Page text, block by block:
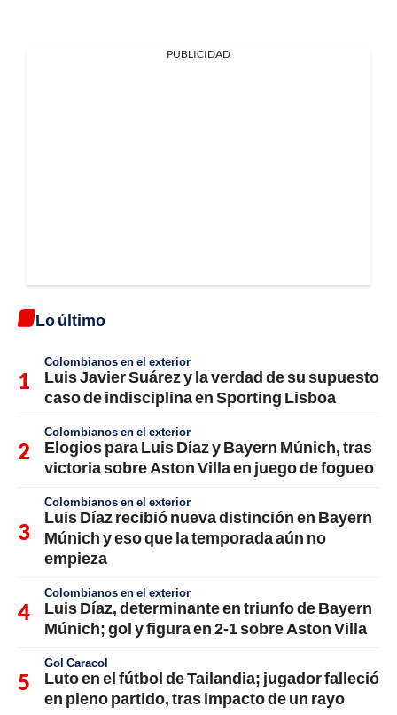
PUBLICIDAD
Lo último
Colombianos en el exterior
Luis Javier Suárez y la verdad de su supuesto
caso de indisciplina en Sporting Lisboa
Colombianos en el exterior
Elogios para Luis Díaz y Bayern Múnich, tras
victoria sobre Aston Villa en juego de fogueo
Colombianos en el exterior
Luis Díaz recibió nueva distinción en Bayern
Múnich y eso que la temporada aún no
empieza
Colombianos en el exterior
Luis Díaz, determinante en triunfo de Bayern
Múnich; gol y figura en 2-1 sobre Aston Villa
Gol Caracol
Luto en el fútbol de Tailandia; jugador falleció
en pleno partido, tras impacto de un rayo